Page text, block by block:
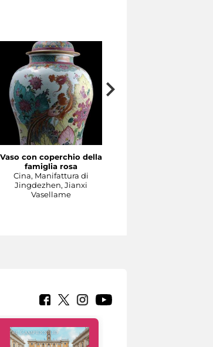
Vaso con coperchio della
famiglia rosa
Cina, Manifattura di
Jingdezhen, Jianxi
Vasellame